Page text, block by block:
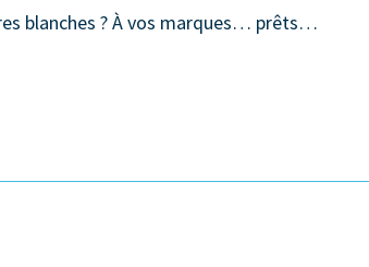
blanches ? À vos marques… prêts…